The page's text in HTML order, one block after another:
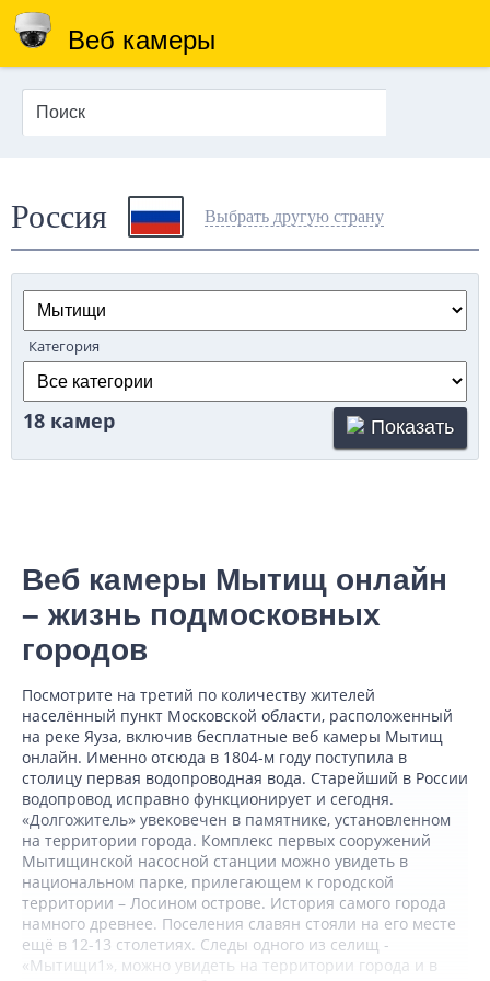
Веб камеры
Россия Выбрать другую страну
Категория
18 камер Показать
Веб камеры Мытищ онлайн
– жизнь подмосковных
городов
Посмотрите на третий по количеству жителей
населённый пункт Московской области, расположенный
на реке Яуза, включив бесплатные веб камеры Мытищ
онлайн. Именно отсюда в 1804-м году поступила в
столицу первая водопроводная вода. Старейший в России
водопровод исправно функционирует и сегодня.
«Долгожитель» увековечен в памятнике, установленном
на территории города. Комплекс первых сооружений
Мытищинской насосной станции можно увидеть в
национальном парке, прилегающем к городской
территории – Лосином острове. История самого города
намного древнее. Поселения славян стояли на его месте
ещё в 12-13 столетиях. Следы одного из селищ -
«Мытищи1», можно увидеть на территории города и в